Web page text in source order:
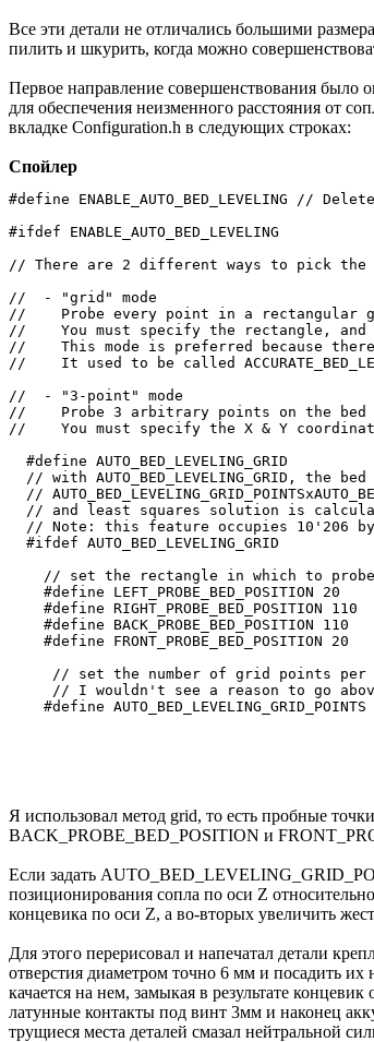
Все эти детали не отличались большими
пилить и шкурить, когда можно
Первое направление совершенствования было
для обеспечения неизменного расстояния от
вкладке Configuration.h в следующих строках:
Спойлер
#define ENABLE_AUTO_BED_LEVELING
#ifdef ENABLE_AUTO_BED_LEVELING
// There are 2 different ways to pick the
//  - "grid" mode
//    Probe every point in a rectangular
//    You must specify the rectangle, and
//    This mode is preferred because there
//    It used to be called
//  - "3-point" mode
//    Probe 3 arbitrary points on the
//    You must specify the X & Y
  #define AUTO_BED_LEVELING_GRID
// with AUTO_BED_LEVELING_GRID, the bed
//
// and least squares solution is
// Note: this feature occupies 10'206
  #ifdef AUTO_BED_LEVELING_GRID
    // set the rectangle in which to probe
    #define LEFT_PROBE_BED_POSITION 20
    #define RIGHT_PROBE_BED_POSITION 110
    #define BACK_PROBE_BED_POSITION 110
    #define FRONT_PROBE_BED_POSITION 20
// set the number of grid points per
// I wouldn't see a reason to go
Я использовал метод grid, то есть пробные
BACK_PROBE_BED_POSITION и
Если задать
позиционирования сопла по оси Z
концевика по оси Z, а во-вторых увеличить
Для этого перерисовал и напечатал детали
отверстия диаметром точно 6 мм и посадить
качается на нем, замыкая в результате
латунные контакты под винт 3мм и наконец
трущиеся места деталей смазал нейтральной